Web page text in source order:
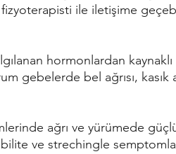
ile iletişime
gebelerde bel ağrısı, kasık
ağrı ve yürümede
ve strechingle